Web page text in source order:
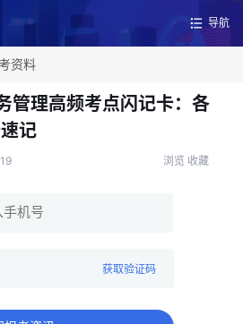
导航
资料
管理高频考点闪记卡：各
记
浏览 收藏
获取验证码